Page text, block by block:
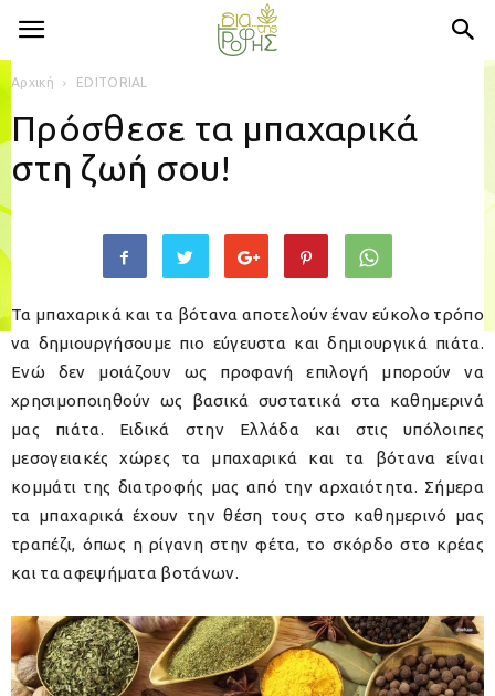
Αρχική EDITORIAL
Πρόσθεσε τα μπαχαρικά
στη ζωή σου!
Τα μπαχαρικά και τα βότανα αποτελούν έναν εύκολο τρόπο
να δημιουργήσουμε πιο εύγευστα και δημιουργικά πιάτα.
Ενώ δεν μοιάζουν ως προφανή επιλογή μπορούν να
χρησιμοποιηθούν ως βασικά συστατικά στα καθημερινά
μας πιάτα. Ειδικά στην Ελλάδα και στις υπόλοιπες
μεσογειακές χώρες τα μπαχαρικά και τα βότανα είναι
κομμάτι της διατροφής μας από την αρχαιότητα. Σήμερα
τα μπαχαρικά έχουν την θέση τους στο καθημερινό μας
τραπέζι, όπως η ρίγανη στην φέτα, το σκόρδο στο κρέας
και τα αφεψήματα βοτάνων.